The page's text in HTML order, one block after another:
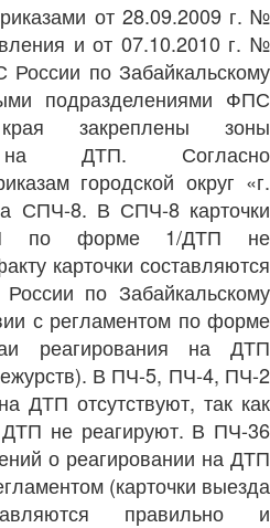
от 28.09.2009 г. №
и от 07.10.2010 г. №
по Забайкальскому
подразделениями ФПС
края закреплены зоны
на ДТП. Согласно
городской округ «г.
СПЧ-8. В СПЧ-8 карточки
по форме 1/ДТП не
карточки составляются
по Забайкальскому
с регламентом по форме
реагирования на ДТП
В ПЧ-5, ПЧ-4, ПЧ-2
ДТП отсутствуют, так как
ДТП не реагируют. В ПЧ-36
о реагировании на ДТП
(карточки выезда
правильно и